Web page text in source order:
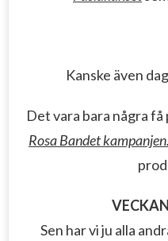
Kanske även
Det vara bara några
Rosa Bandet kampanjen.
Sen har vi ju alla